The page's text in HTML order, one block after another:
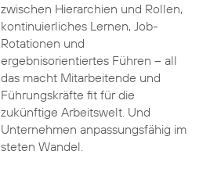
zwischen Hierarchien und Rollen,
kontinuierliches Lernen, Job-
Rotationen und
ergebnisorientiertes Führen – all
das macht Mitarbeitende und
Führungskräfte fit für die
zukünftige Arbeitswelt. Und
Unternehmen anpassungsfähig im
steten Wandel.